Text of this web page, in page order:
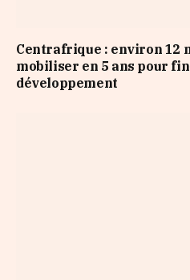
Centrafrique : environ 12
mobiliser en 5 ans pour
développement